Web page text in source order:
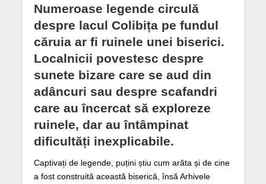
Numeroase legende circulă
despre lacul Colibița pe fundul
căruia ar fi ruinele unei biserici.
Localnicii povestesc despre
sunete bizare care se aud din
adâncuri sau despre scafandri
care au încercat să exploreze
ruinele, dar au întâmpinat
dificultăți inexplicabile.
Captivați de legende, puțini știu cum arăta și de cine
a fost construită această biserică, însă Arhivele